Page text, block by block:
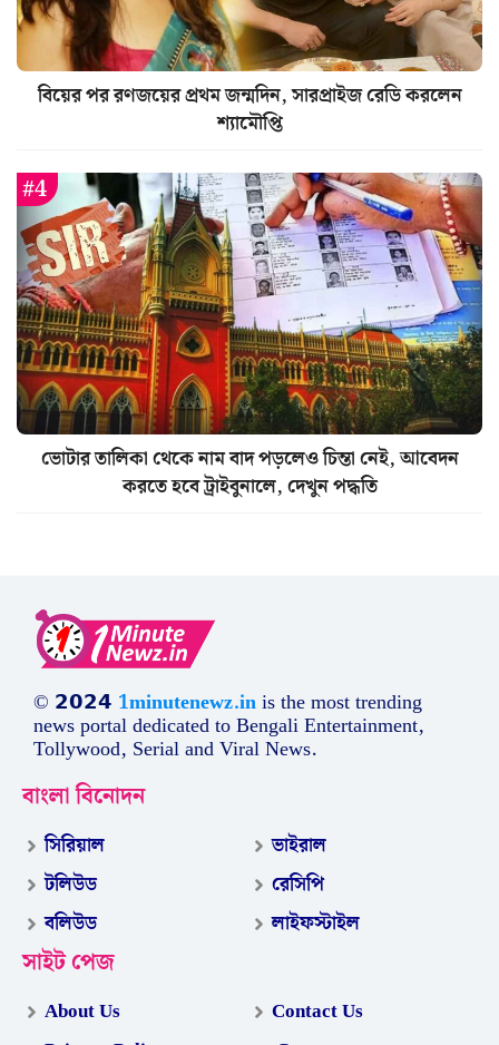
বিয়ের পর রণজয়ের প্রথম জন্মদিন, সারপ্রাইজ রেডি করলেন
শ্যামৌপ্তি
ভোটার তালিকা থেকে নাম বাদ পড়লেও চিন্তা নেই, আবেদন
করতে হবে ট্রাইবুনালে, দেখুন পদ্ধতি
© 𝟮𝟬𝟮𝟰 1minutenewz.inis the most trending
news portal dedicated to Bengali Entertainment,
Tollywood, Serial and Viral News.
বাংলা বিনোদন
সিরিয়াল
টলিউড
বলিউড
ভাইরাল
রেসিপি
লাইফস্টাইল
সাইট পেজ
About Us
Contact Us